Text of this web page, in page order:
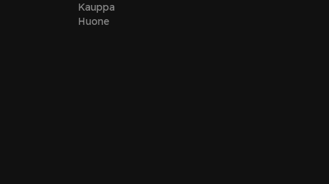
Kauppa
Huone